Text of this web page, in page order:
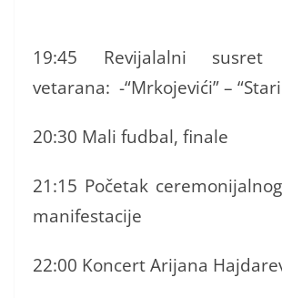
19:45 Revijalalni susret
vetarana: -“Mrkojevići” –
20:30 Mali fudbal, finale
21:15 Početak
manifestacije
22:00 Koncert Arijana